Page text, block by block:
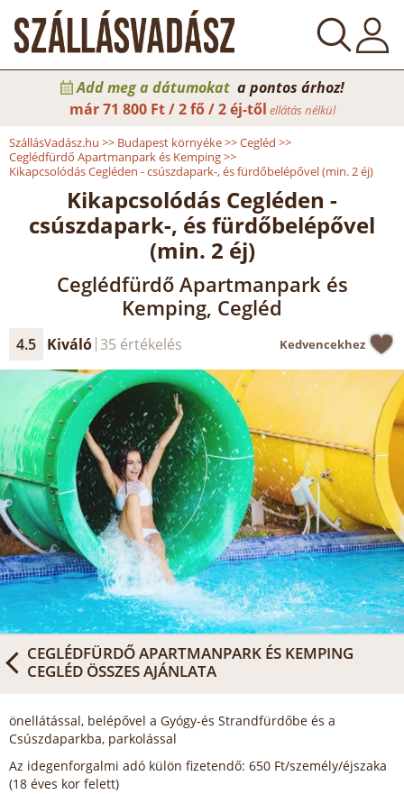
Add meg a dátumokat a pontos árhoz!
már71 800 Ft / 2 fő / 2 éj-től ellátás nélkül
SzállásVadász.hu >> Budapest környéke>>Cegléd >>
Ceglédfürdő Apartmanpark és Kemping>>
Kikapcsolódás Cegléden - csúszdapark-, és fürdőbelépővel (min. 2 éj)
Kikapcsolódás Cegléden -
csúszdapark-, és fürdőbelépővel
(min. 2 éj)
Ceglédfürdő Apartmanpark és
Kemping, Cegléd
4.5 Kiváló 35 értékelés Kedvencekhez
CEGLÉDFÜRDŐ APARTMANPARK ÉS KEMPING
CEGLÉD ÖSSZES AJÁNLATA
önellátással, belépővel a Gyógy-és Strandfürdőbe és a
Csúszdaparkba, parkolással
Az idegenforgalmi adó külön fizetendő: 650 Ft/személy/éjszaka
(18 éves kor felett)